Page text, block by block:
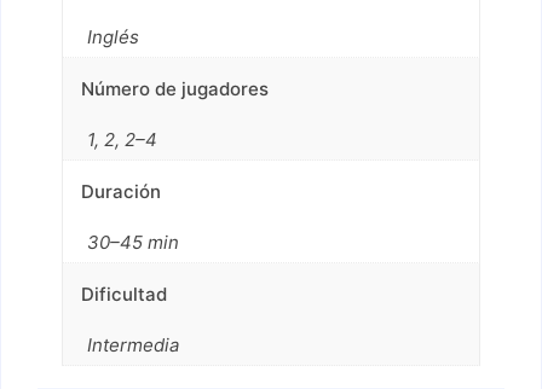
Inglés
Número de jugadores
1, 2, 2–4
Duración
30–45 min
Dificultad
Intermedia